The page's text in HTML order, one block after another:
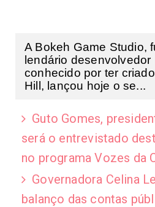
A Bokeh Game Studio,
lendário desenvolvedor
conhecido por ter
Hill, lançou hoje o se...
Guto Gomes,
será o entrevistado
no programa Vozes da
Governadora Celina
balanço das contas